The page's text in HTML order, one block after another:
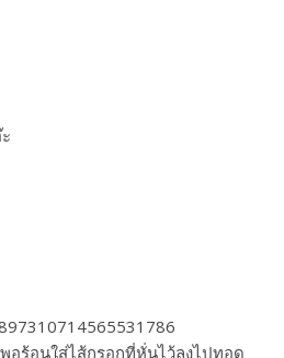
อร้อนใส่ไส้กรอกที่หั่นไว้ลงไปทอด